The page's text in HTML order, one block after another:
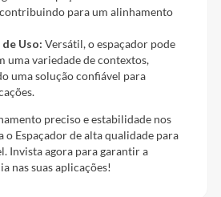
para um alinhamento
Uso: Versátil, o espaçador pode
uma variedade de contextos,
uma solução confiável para
preciso e estabilidade nos
o Espaçador de alta qualidade para
Invista agora para garantir a
nas suas aplicações!